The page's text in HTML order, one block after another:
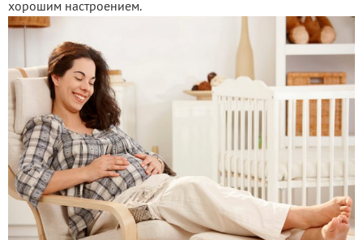
хорошим настроением.